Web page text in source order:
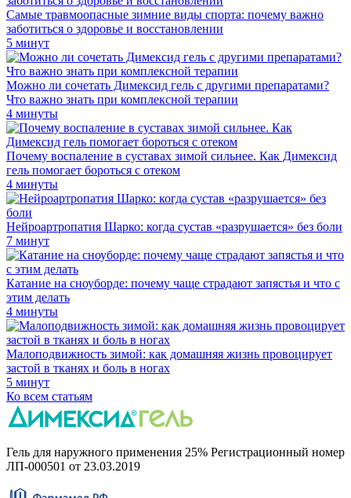
Самые травмоопасные зимние виды спорта: почему важно
заботиться о здоровье и восстановлении
5 минут
Можно ли сочетать Димексид гель с другими препаратами?
Что важно знать при комплексной терапии
4 минуты
Почему воспаление в суставах зимой сильнее. Как Димексид
гель помогает бороться с отеком
4 минуты
Нейроартропатия Шарко: когда сустав «разрушается» без боли
7 минут
Катание на сноуборде: почему чаще страдают запястья и что с
этим делать
4 минуты
Малоподвижность зимой: как домашняя жизнь провоцирует
застой в тканях и боль в ногах
5 минут
Ко всем статьям
Гель для наружного применения 25% Регистрационный номер
ЛП-000501 от 23.03.2019